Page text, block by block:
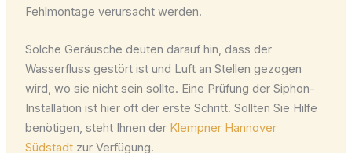
Fehlmontage verursacht werden.
Solche Geräusche deuten darauf hin, dass der
Wasserfluss gestört ist und Luft an Stellen gezogen
wird, wo sie nicht sein sollte. Eine Prüfung der Siphon-
Installation ist hier oft der erste Schritt. Sollten Sie Hilfe
benötigen, steht Ihnen der Klempner Hannover
Südstadtzur Verfügung.